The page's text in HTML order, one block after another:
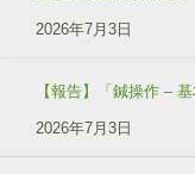
2026年7月3日
【報告】「鍼操作 –
2026年7月3日